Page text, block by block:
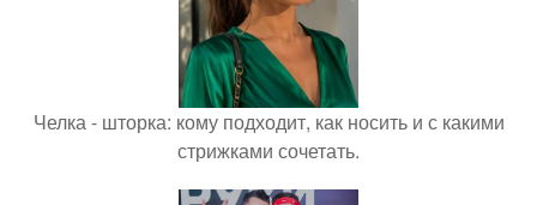
Челка - шторка: кому подходит, как носить и с какими
стрижками сочетать.